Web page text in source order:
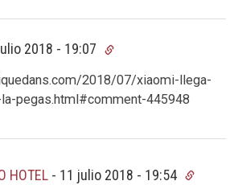
2018 - 19:07
2018/07/xiaomi-llega-
pegas.html#comment-445948
HOTEL - 11 julio 2018 - 19:54